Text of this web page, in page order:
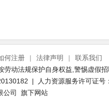
何注册 | 法律声明 |
联系我们
动法规保护自身权益,警惕虚假
| 人力资源服务许可证号
公司 旗下网站